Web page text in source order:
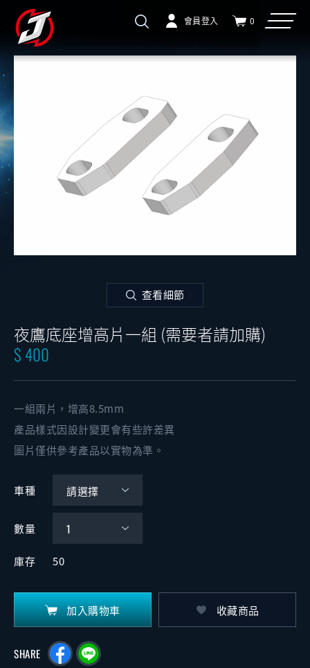
會員登入 0
查看細節
夜鷹底座增高片一組 (需要者請加購)
$ 400
一組兩片，增高8.5mm
產品樣式因設計變更會有些許差異
圖片僅供參考產品以實物為準。
車種
數量
庫存 50
加入購物車 收藏商品
SHARE